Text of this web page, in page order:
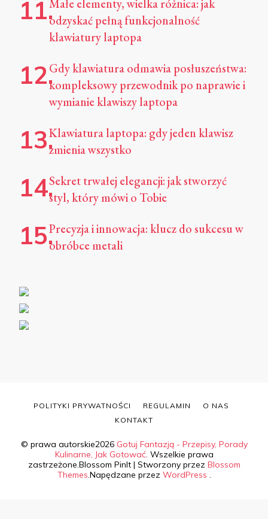
Małe elementy, wielka różnica: jak
odzyskać pełną funkcjonalność
klawiatury laptopa
Gdy klawiatura odmawia posłuszeństwa:
kompleksowy przewodnik po naprawie i
wymianie klawiszy laptopa
Klawiatura laptopa: gdy jeden klawisz
zmienia wszystko
Sekret trwałej elegancji: jak stworzyć
styl, który mówi o Tobie
Precyzja i innowacja: klucz do sukcesu w
obróbce metali
© prawa autorskie2026 Gotuj Fantazją - Przepisy, Porady
Kulinarne, Jak Gotować. Wszelkie prawa
zastrzeżone.Blossom PinIt | Stworzony przez Blossom
Themes.Napędzane przez WordPress .
POLITYKI PRYWATNOŚCI REGULAMIN
O NAS
KONTAKT